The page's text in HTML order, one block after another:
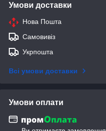
Умови доставки
Нова Пошта
Самовивіз
Укрпошта
Всі умови доставки
Умови оплати